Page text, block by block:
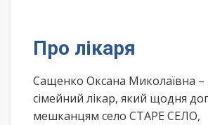
Про лікаря
Сащенко Оксана Миколаївна –
сімейний лікар, який щодня
мешканцям село СТАРЕ СЕЛО,